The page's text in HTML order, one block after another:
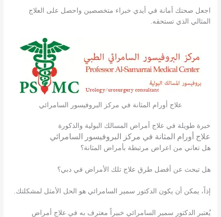
اجعل صحتك أمانة في أيدي خبراء متخصصين واحصل على العلاج
المثالي الذي تستحقه.
علاج أورام المثانة في مركز البروفيسور السامرائي
خبرة طويلة في علاج أمراض المسالك البولية والذكورة
علاج أورام المثانة في مركز البروفيسور السامرائي
هل تعاني من اعراض مرتبطة بأمراض المثانة؟
هل تبحث عن أفضل طرق علاج تلك الأمراض في دبي؟
إذاً، يمكن أن يكون الدكتور سمير السامرائي هو الحل الأمثل لمشكلتك.
يُعتبر الدكتور سمير السامرائي خبيراً معترف به في علاج أمراض